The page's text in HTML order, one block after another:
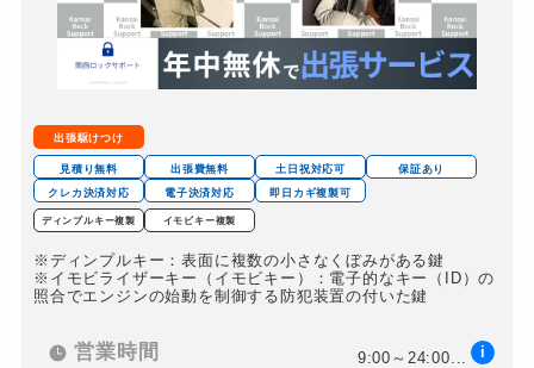
ドアノブカギ開け 11,000円～(税込）
ドアノブカギ交換 20,000円～（税込）
出張駆けつけ
見積り無料 出張費無料 土日祝対応可
保証あり
クレカ決済対応
電子決済対応 即日カギ複製可
ディンプルキー複製 イモビキー複製
※ディンプルキー：表面に複数の小さなくぼみがある鍵
※イモビライザーキー（イモビキー）：電子的なキー（ID）の
照合でエンジンの始動を制御する防犯装置の付いた鍵
営業時間 9:00～24:00... i